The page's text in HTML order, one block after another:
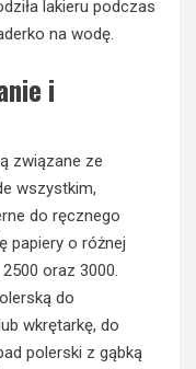
lakieru podczas
na wodę.
i
związane ze
wszystkim,
do ręcznego
papiery o różnej
oraz 3000.
do
wkrętarkę, do
polerski z gąbką